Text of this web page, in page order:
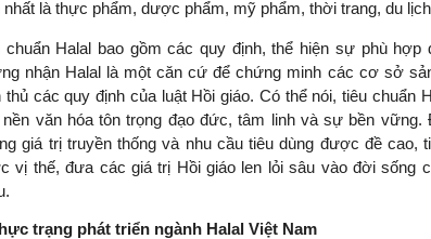
nhất là thực phẩm, dược phẩm, mỹ phẩm, thời trang, du
chuẩn Halal bao gồm các quy định, thể hiện sự phù hợp
nhận Halal là một căn cứ để chứng minh các cơ sở
thủ các quy định của luật Hồi giáo. Có thể nói, tiêu chuẩn
nền văn hóa tôn trọng đạo đức, tâm linh và sự bền
giá trị truyền thống và nhu cầu tiêu dùng được đề cao,
vị thế, đưa các giá trị Hồi giáo len lỏi sâu vào đời sống
trạng phát triển ngành Halal Việt Nam